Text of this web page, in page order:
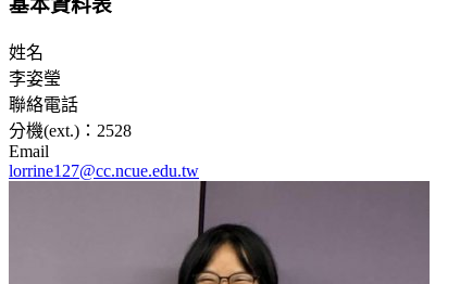
基本資料表
姓名
李姿瑩
聯絡電話
分機(ext.)：2528
Email
lorrine127@cc.ncue.edu.tw